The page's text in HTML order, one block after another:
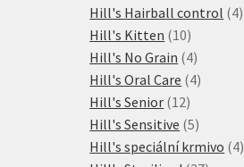
produktů
Hill's Hairball control 44
Hill's Kitten 1010
produktů
Hill's No Grain 44
produkty
Hill's Oral Care 44
Hill's Senior 1212
produktů
Hill's Sensitive 55
produktů
Hill's speciální krmivo 44